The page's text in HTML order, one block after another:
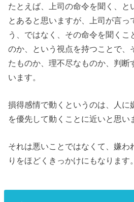
たとえば、上司の命令を聞く、と
とあると思いますが、上司が言っ
う、ではなく、その命令を聞くこ
のか、という視点を持つことで、
たものか、理不尽なものか、判断
います。
損得感情で動くというのは、人に
を優先して動くことに近いと思い
それは悪いことではなくて、嫌わ
りをほどくきっかけにもなります。